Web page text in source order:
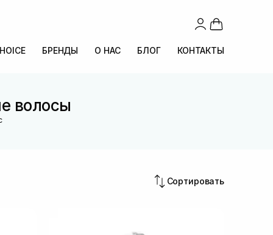
БРЕНДЫ О НАС БЛОГ КОНТАКТЫ
волосы
Сортировать